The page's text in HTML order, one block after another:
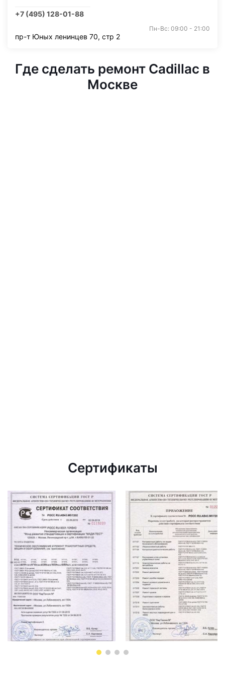
+7 (495) 128-01-88
Пн-Вс: 09:00 - 21:00
пр-т Юных ленинцев 70, стр 2
Где сделать ремонт Cadillac в
Москве
Сертификаты